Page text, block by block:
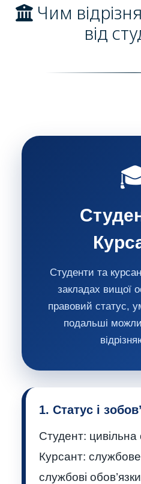
Чим
від
Студенти та
закладах вищої
правовий статус,
подальші
1. Статус і
Студент:
Курсант:
службові обов’язки